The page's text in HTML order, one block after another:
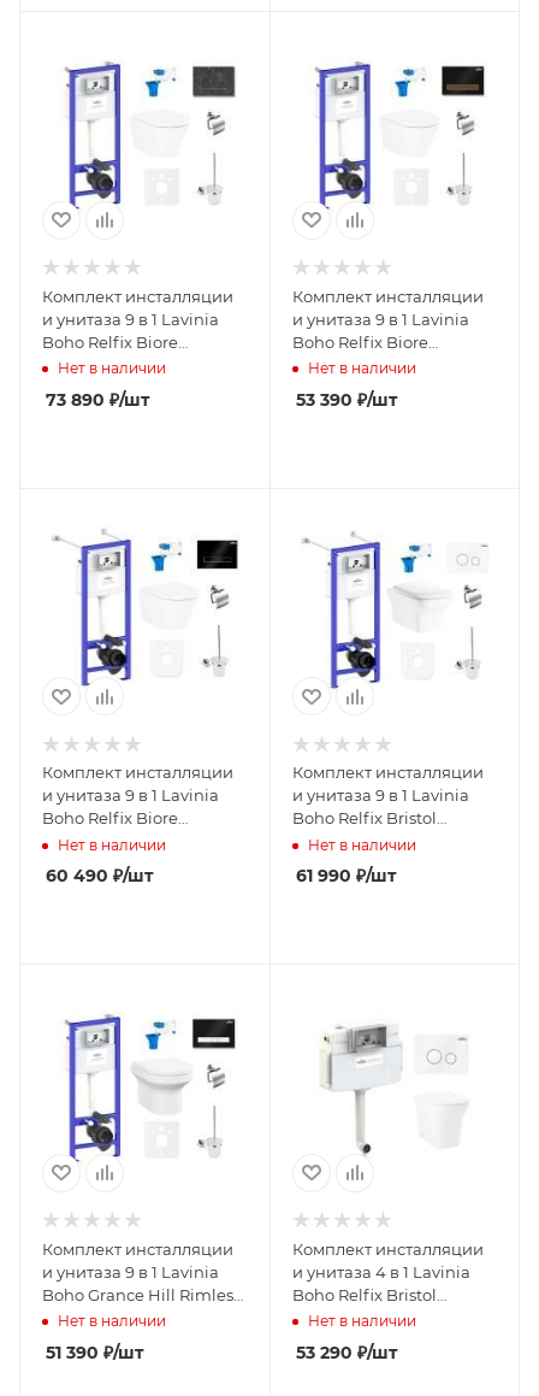
Комплект инсталляции
и унитаза 9 в 1 Lavinia
Boho Relfix Biore
Compacto Rimless
Нет в наличии
73 890 ₽/шт
Комплект инсталляции
и унитаза 9 в 1 Lavinia
Boho Relfix Biore
Compacto Rimless
Нет в наличии
53 390 ₽/шт
Комплект инсталляции
и унитаза 9 в 1 Lavinia
Boho Relfix Biore
Compacto Rimless
Нет в наличии
60 490 ₽/шт
Комплект инсталляции
и унитаза 9 в 1 Lavinia
Boho Relfix Bristol
Rimless 97020179
Нет в наличии
61 990 ₽/шт
Комплект инсталляции
и унитаза 9 в 1 Lavinia
Boho Grance Hill Rimless
75110424
Нет в наличии
51 390 ₽/шт
Комплект инсталляции
и унитаза 4 в 1 Lavinia
Boho Relfix Bristol
77060251
Нет в наличии
53 290 ₽/шт